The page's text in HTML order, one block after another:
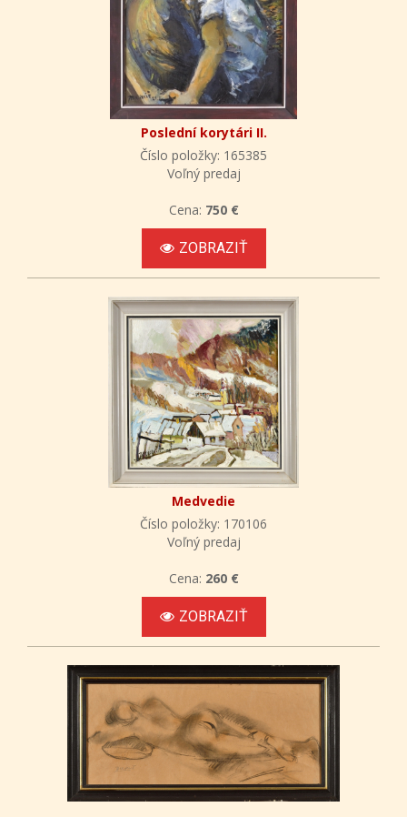
Poslední korytári II.
Číslo položky: 165385
Voľný predaj
Cena: 750 €
ZOBRAZIŤ
Medvedie
Číslo položky: 170106
Voľný predaj
Cena: 260 €
ZOBRAZIŤ